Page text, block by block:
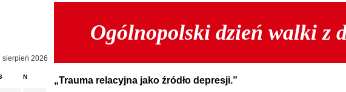
Ogólnopolski dzień walki z
„Trauma relacyjna jako źródło depresji.”
sierpień 2026
N